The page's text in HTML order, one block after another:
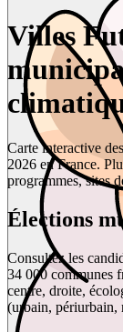
Villes
Carte interactive
2026 en France.
programmes, sites
Élections
Consultez les
34 000 communes
centre, droite,
(urbain, périurbain,